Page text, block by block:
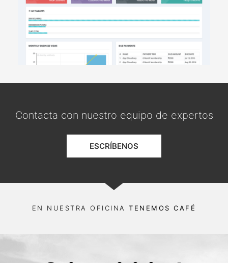
Contacta con nuestro equipo de expertos
ESCRÍBENOS
EN NUESTRA OFICINATENEMOS CAFÉ